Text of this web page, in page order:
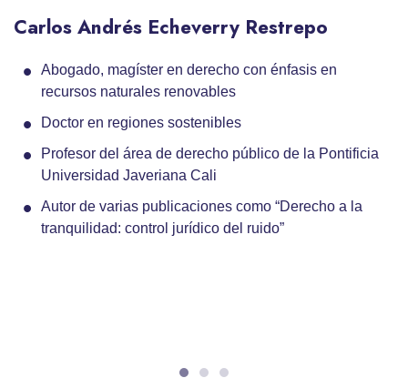
Carlos Andrés Echeverry Restrepo
Abogado, magíster en derecho con énfasis en
recursos naturales renovables
Doctor en regiones sostenibles
Profesor del área de derecho público de la Pontificia
Universidad Javeriana Cali
Autor de varias publicaciones como “Derecho a la
tranquilidad: control jurídico del ruido”